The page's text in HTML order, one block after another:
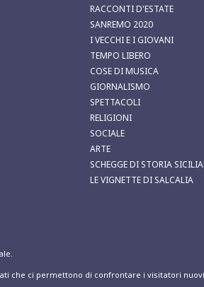
RACCONTI D'ESTATE
SANREMO 2020
I VECCHI E I GIOVANI
TEMPO LIBERO
COSE DI MUSICA
GIORNALISMO
SPETTACOLI
RELIGIONI
SOCIALE
ARTE
SCHEGGE DI STORIA
LE VIGNETTE DI SALCALIA
che ci permettono di confrontare i visitatori